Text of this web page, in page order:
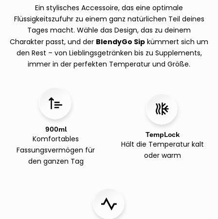
Ein stylisches Accessoire, das eine optimale
Flüssigkeitszufuhr zu einem ganz natürlichen Teil deines
Tages macht. Wähle das Design, das zu deinem
Charakter passt, und der BlendyGo Sipkümmert sich um
den Rest – von Lieblingsgetränken bis zu Supplements,
immer in der perfekten Temperatur und Größe.
900ml
Komfortables
Fassungsvermögen für
den ganzen Tag
TempLock
Hält die Temperatur kalt
oder warm